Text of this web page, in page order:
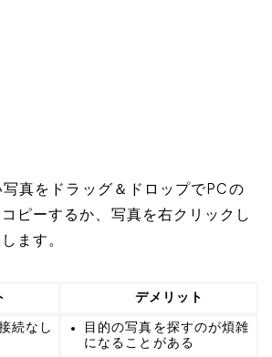
真をドラッグ＆ドロップでPCの
ピーするか、写真を右クリックし
ます。
デメリット
続なし
目的の写真を探すのが煩雑
になることがある